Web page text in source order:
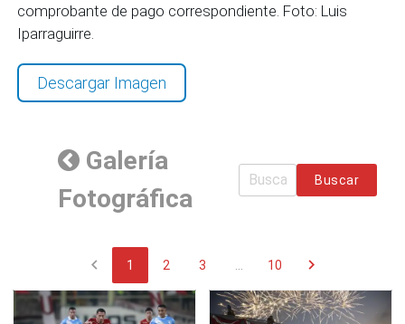
comprobante de pago correspondiente. Foto: Luis
Iparraguirre.
Descargar Imagen
Galería
Fotográfica
Buscar
chevron_left 1 2 3 10 chevron_right